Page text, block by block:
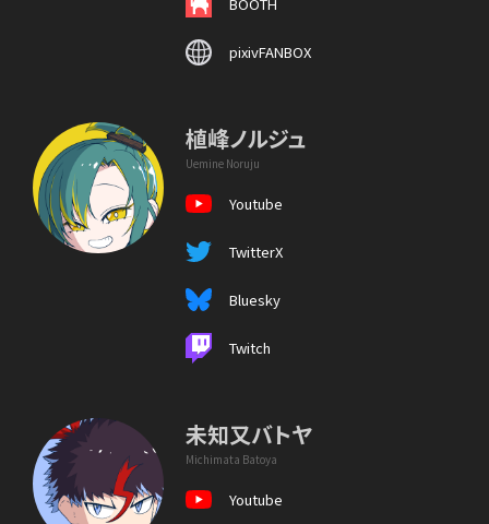
pixivFANBOX
植峰ノルジュ
Uemine Noruju
Youtube
TwitterX
Bluesky
Twitch
未知又バトヤ
Michimata Batoya
Youtube